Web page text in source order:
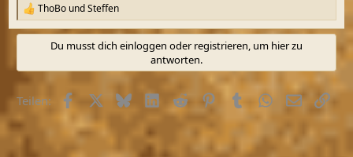
R
e
a
i
n
ThoBo undSteffen
Du musst dich einloggen oder registrieren, um hier zu
antworten.
Teilen: FacebookX (Twitter)
BlueskyLinkedIn
Reddit PinterestTumblrWhatsApp
E-MailLink